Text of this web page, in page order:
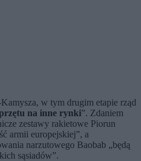
w tym drugim etapie rząd
na inne rynki”. Zdaniem
zestawy rakietowe Piorun
armii europejskiej”, a
narzutowego Baobab „będą
sąsiadów”.